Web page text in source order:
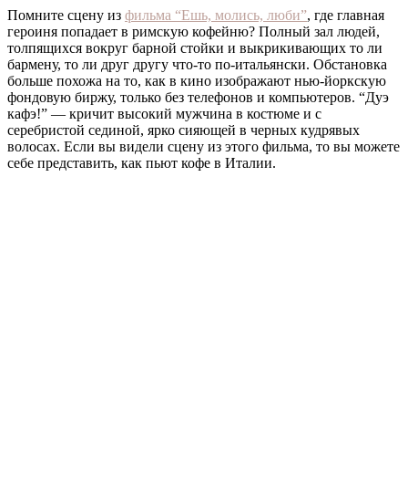
Помните сцену из фильма “Ешь, молись, люби”, где главная
героиня попадает в римскую кофейню? Полный зал людей,
толпящихся вокруг барной стойки и выкрикивающих то ли
бармену, то ли друг другу что-то по-итальянски. Обстановка
больше похожа на то, как в кино изображают нью-йоркскую
фондовую биржу, только без телефонов и компьютеров. “Дуэ
кафэ!” — кричит высокий мужчина в костюме и с
серебристой сединой, ярко сияющей в черных кудрявых
волосах. Если вы видели сцену из этого фильма, то вы можете
себе представить, как пьют кофе в Италии.